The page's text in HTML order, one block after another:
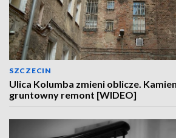
SZCZECIN
Ulica Kolumba zmieni oblicze.
gruntowny remont [WIDEO]